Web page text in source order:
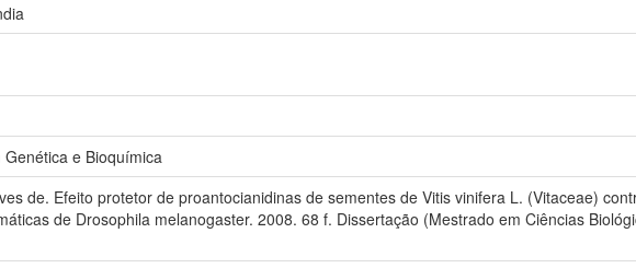
e Bioquímica
de. Efeito protetor de proantocianidinas de sementes de Vitis vinifera L. (Vitaceae)
de Drosophila melanogaster. 2008. 68 f. Dissertação (Mestrado em Ciências